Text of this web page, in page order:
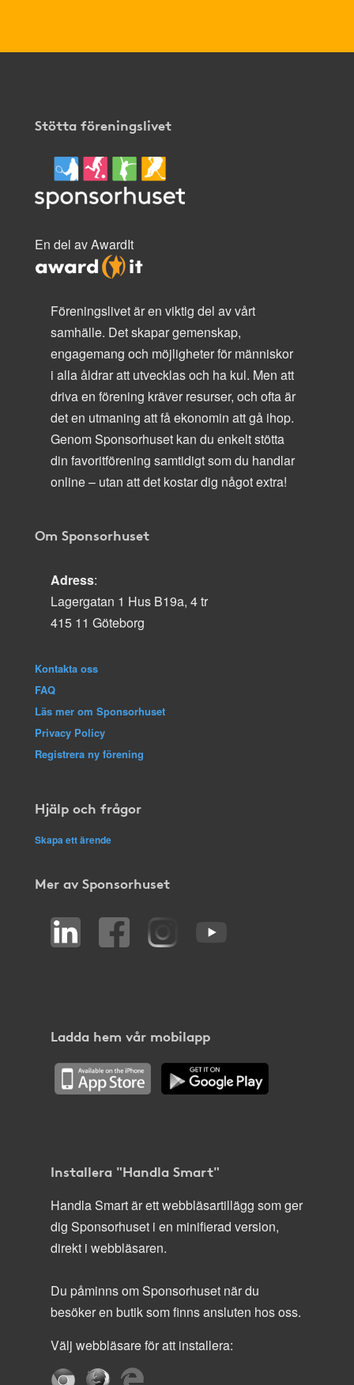
Stötta föreningslivet
En del av AwardIt
Föreningslivet är en viktig del av vårt
samhälle. Det skapar gemenskap,
engagemang och möjligheter för människor
i alla åldrar att utvecklas och ha kul. Men att
driva en förening kräver resurser, och ofta är
det en utmaning att få ekonomin att gå ihop.
Genom Sponsorhuset kan du enkelt stötta
din favoritförening samtidigt som du handlar
online – utan att det kostar dig något extra!
Om Sponsorhuset
Adress:
Lagergatan 1 Hus B19a, 4 tr
415 11 Göteborg
Kontakta oss
FAQ
Läs mer om Sponsorhuset
Privacy Policy
Registrera ny förening
Hjälp och frågor
Skapa ett ärende
Mer av Sponsorhuset
Ladda hem vår mobilapp
Installera "Handla Smart"
Handla Smart är ett webbläsartillägg som ger
dig Sponsorhuset i en minifierad version,
direkt i webbläsaren.
Du påminns om Sponsorhuset när du
besöker en butik som finns ansluten hos oss.
Välj webbläsare för att installera: